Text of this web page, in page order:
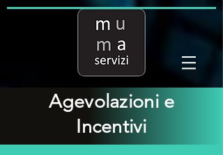
Agevolazioni e
Incentivi